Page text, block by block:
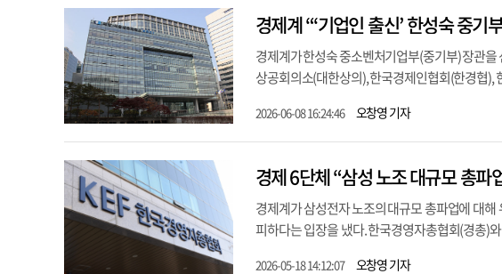
경제계 “‘기업인 출신’ 한성숙 중
경제계가 한성숙 중소벤처기업부(중기부) 장관
상공회의소(대한상의), 한국경제인협회(한경협),
2026-06-08 16:24:46 오창영 기자
경제 6단체 “삼성 노조 대규모 총
경제계가 삼성전자 노조의 대규모 총파업에 대
피하다는 입장을 냈다. 한국경영자총협회(경총)
2026-05-18 14:12:07 오창영 기자